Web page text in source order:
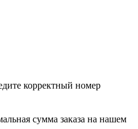
корректный номер
сумма заказа на нашем